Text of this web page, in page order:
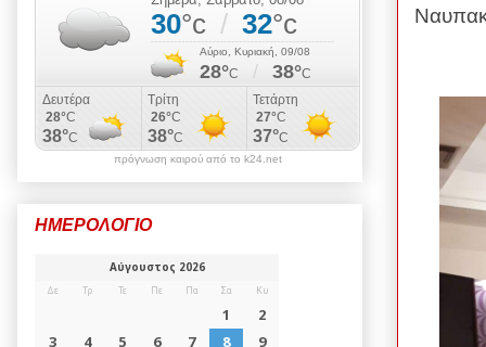
πρόγνωση καιρού από το k24.net
ΗΜΕΡΟΛΟΓΙΟ